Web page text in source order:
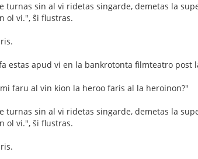
turnas sin al vi ridetas singarde, demetas la
ol vi.", ŝi flustras.
estas apud vi en la bankrotonta filmteatro
faru al vin kion la heroo faris al la heroinon?"
turnas sin al vi ridetas singarde, demetas la
ol vi.", ŝi flustras.